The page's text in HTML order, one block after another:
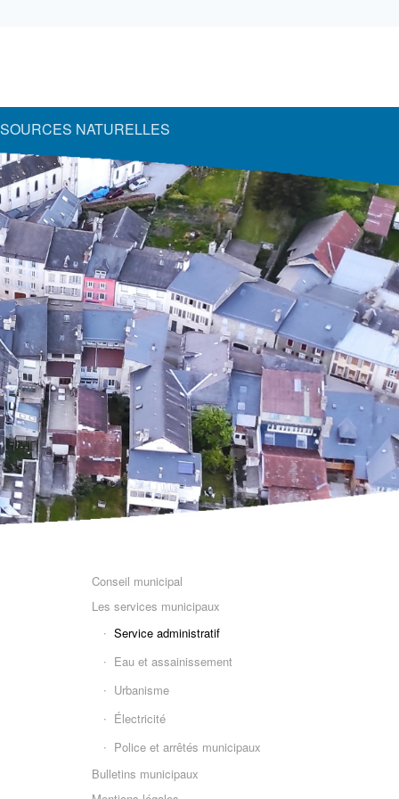
NATURELLES
Conseil municipal
Les services municipaux
Service administratif
Eau et assainissement
Urbanisme
Électricité
Police et arrêtés municipaux
Bulletins municipaux